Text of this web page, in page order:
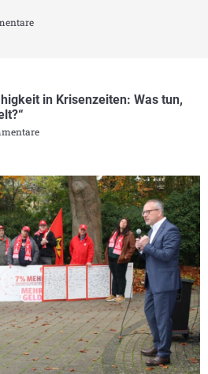
in Krisenzeiten: Was tun,